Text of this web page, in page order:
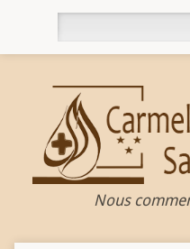
Nous